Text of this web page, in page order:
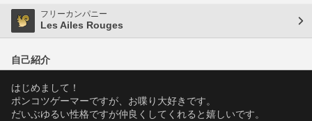
フリーカンパニー
Les Ailes Rouges
自己紹介
はじめまして！
ポンコツゲーマーですが、お喋り大好きです。
だいぶゆるい性格ですが仲良くしてくれると嬉しいです。